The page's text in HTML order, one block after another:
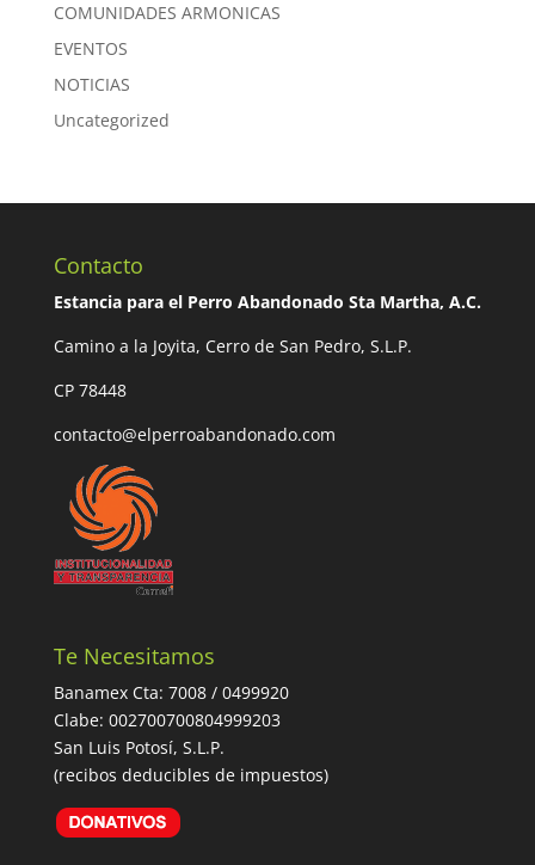
COMUNIDADES ARMONICAS
EVENTOS
NOTICIAS
Uncategorized
Contacto
Estancia para el Perro Abandonado Sta Martha, A.C.
Camino a la Joyita, Cerro de San Pedro, S.L.P.
CP 78448
contacto@elperroabandonado.com
Te Necesitamos
Banamex Cta: 7008 / 0499920
Clabe: 002700700804999203
San Luis Potosí, S.L.P.
(recibos deducibles de impuestos)